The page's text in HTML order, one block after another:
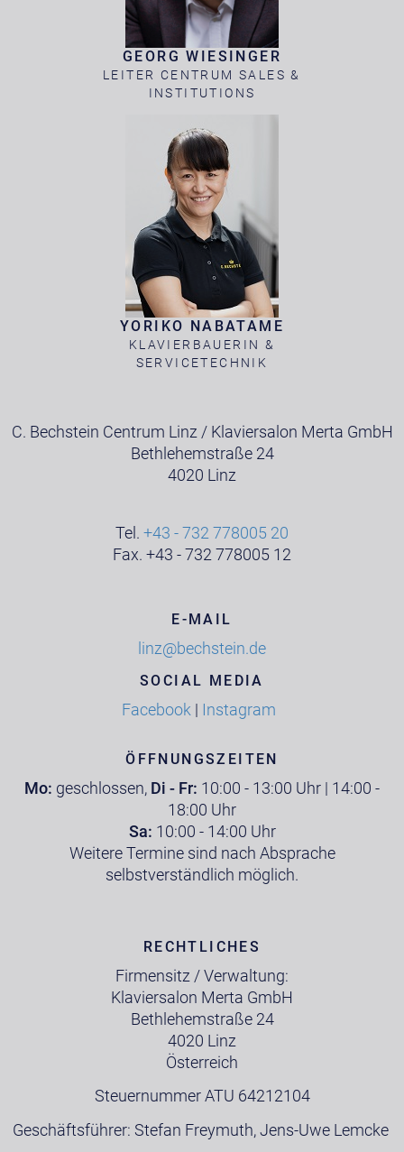
GEORG WIESINGER
LEITER CENTRUM SALES &
INSTITUTIONS
YORIKO NABATAME
KLAVIERBAUERIN &
SERVICETECHNIK
C. Bechstein Centrum Linz / Klaviersalon Merta GmbH
Bethlehemstraße 24
4020 Linz
Tel. +43 - 732 778005 20
Fax. +43 - 732 778005 12
E-MAIL
linz@bechstein.de
SOCIAL MEDIA
Facebook | Instagram
ÖFFNUNGSZEITEN
Mo: geschlossen, Di - Fr: 10:00 - 13:00 Uhr | 14:00 -
18:00 Uhr
Sa: 10:00 - 14:00 Uhr
Weitere Termine sind nach Absprache
selbstverständlich möglich.
RECHTLICHES
Firmensitz / Verwaltung:
Klaviersalon Merta GmbH
Bethlehemstraße 24
4020 Linz
Österreich
Steuernummer ATU 64212104
Geschäftsführer: Stefan Freymuth, Jens-Uwe Lemcke